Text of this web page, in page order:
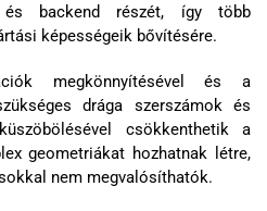
és backend részét, így több
képességeik bővítésére.
megkönnyítésével és a
drága szerszámok és
csökkenthetik a
geometriákat hozhatnak létre,
nem megvalósíthatók.